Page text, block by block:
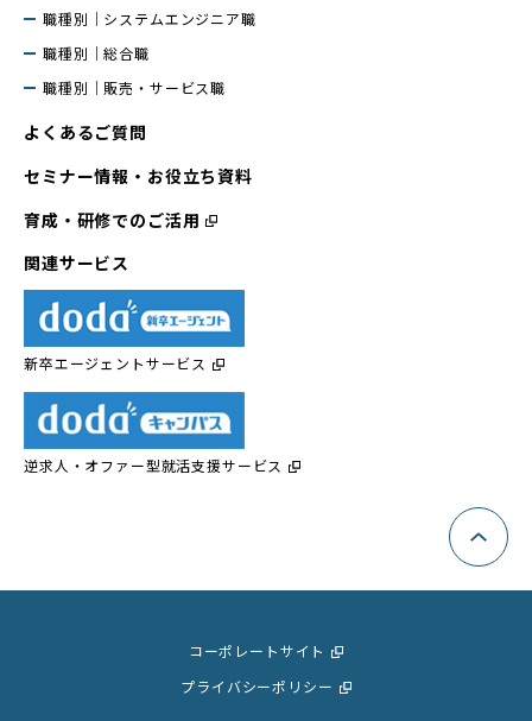
職種別｜システムエンジニア職
職種別｜総合職
職種別｜販売・サービス職
よくあるご質問
セミナー情報・お役立ち資料
育成・研修でのご活用
関連サービス
新卒エージェントサービス
逆求人・オファー型就活支援サービス
コーポレートサイト
プライバシーポリシー